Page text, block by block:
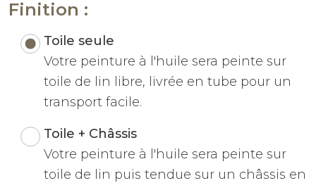
Finition :
Toile seule
Votre peinture à l'huile sera peinte sur
toile de lin libre, livrée en tube pour un
transport facile.
Toile + Châssis
Votre peinture à l'huile sera peinte sur
toile de lin puis tendue sur un châssis en